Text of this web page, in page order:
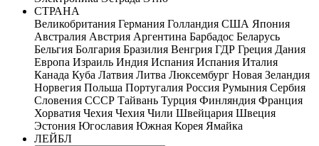
СТРАНА
Великобритания Германия Голландия США Япония
Австралия Австрия Аргентина Барбадос Беларусь
Бельгия Болгария Бразилия Венгрия ГДР Греция Дания
Европа Израиль Индия Испания Испания Италия
Канада Куба Латвия Литва Люксембург Новая Зеландия
Норвегия Польша Португалия Россия Румыния Сербия
Словения СССР Тайвань Турция Финляндия Франция
Хорватия Чехия Чехия Чили Швейцария Швеция
Эстония Югославия Южная Корея Ямайка
ЛЕЙБЛ